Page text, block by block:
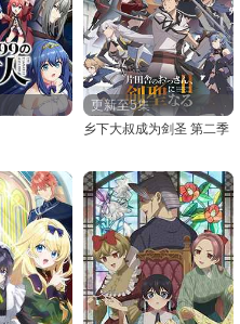
更新至5集
乡下大叔成为剑圣 第二季